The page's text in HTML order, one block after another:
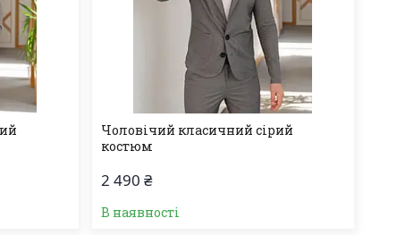
Чоловічий класичний сірий
костюм
2 490 ₴
В наявності